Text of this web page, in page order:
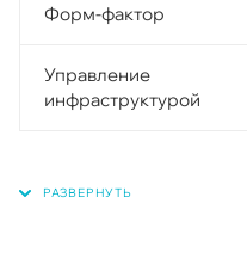
Форм-фактор
Управление
инфраструктурой